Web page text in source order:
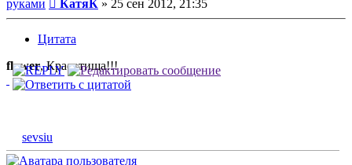
руками КатяК » 25 сен 2012, 21:35
Цитата
flower, Красотища!!!
sevsiu